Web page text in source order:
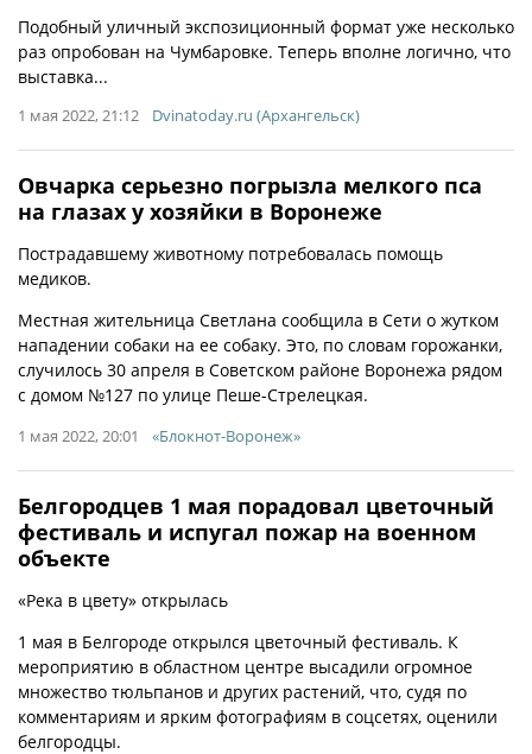
Подобный уличный экспозиционный формат уже несколько
раз опробован на Чумбаровке. Теперь вполне логично, что
выставка...
1 мая 2022, 21:12 Dvinatoday.ru (Архангельск)
Овчарка серьезно погрызла мелкого пса
на глазах у хозяйки в Воронеже
Пострадавшему животному потребовалась помощь
медиков.
Местная жительница Светлана сообщила в Сети о жутком
нападении собаки на ее собаку. Это, по словам горожанки,
случилось 30 апреля в Советском районе Воронежа рядом
с домом №127 по улице Пеше-Стрелецкая.
1 мая 2022, 20:01 «Блокнот-Воронеж»
Белгородцев 1 мая порадовал цветочный
фестиваль и испугал пожар на военном
объекте
«Река в цвету» открылась
1 мая в Белгороде открылся цветочный фестиваль. К
мероприятию в областном центре высадили огромное
множество тюльпанов и других растений, что, судя по
комментариям и ярким фотографиям в соцсетях, оценили
белгородцы.